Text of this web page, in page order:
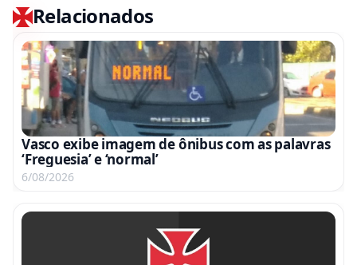
Relacionados
Vasco exibe imagem de ônibus com as palavras
‘Freguesia’ e ‘normal’
6/08/2026